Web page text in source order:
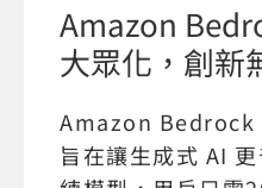
Amazon
大眾化，創新
Amazon Bedrock
旨在讓生成式 AI